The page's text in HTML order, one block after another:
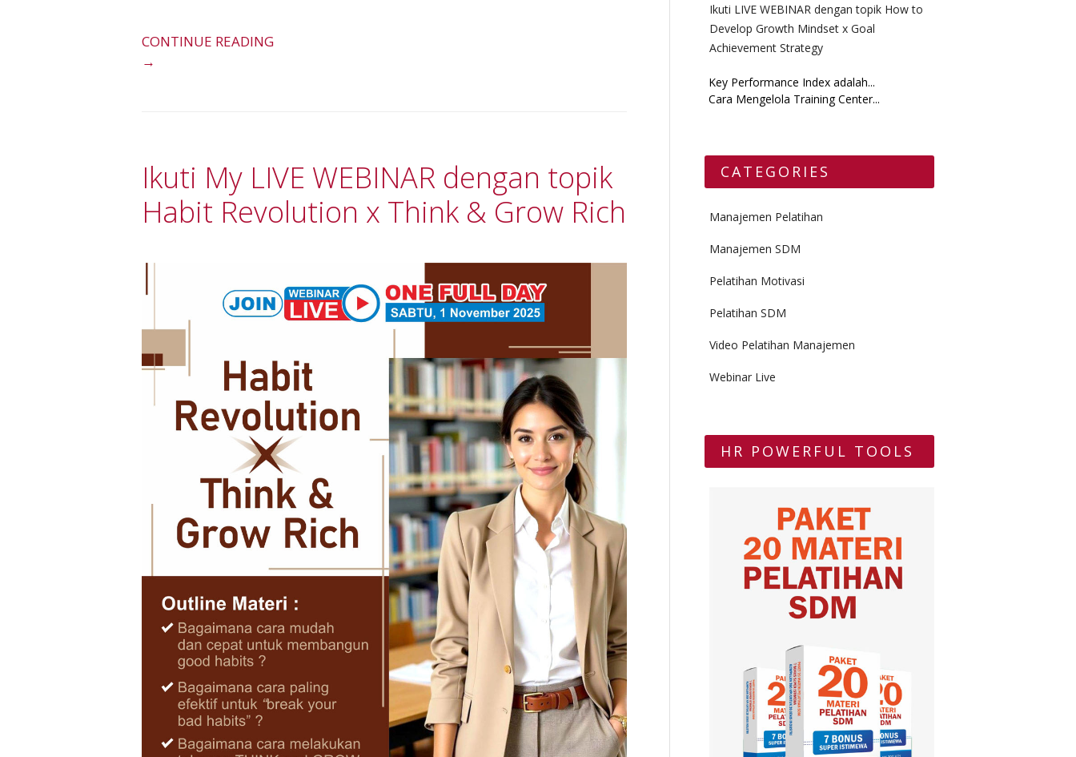
CONTINUE READING
→
Ikuti My LIVE WEBINAR dengan topik
Habit Revolution x Think & Grow Rich
Ikuti LIVE WEBINAR dengan topik How to
Develop Growth Mindset x Goal
Achievement Strategy
Key Performance Index adalah...
Cara Mengelola Training Center...
CATEGORIES
Manajemen Pelatihan
Manajemen SDM
Pelatihan Motivasi
Pelatihan SDM
Video Pelatihan Manajemen
Webinar Live
HR POWERFUL TOOLS